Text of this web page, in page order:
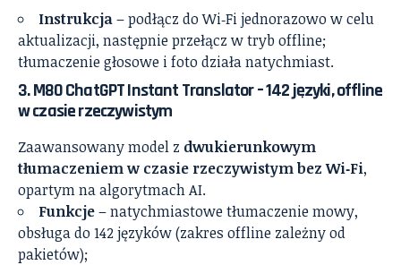
Instrukcja– podłącz do Wi‑Fi jednorazowo w celu
aktualizacji, następnie przełącz w tryb offline;
tłumaczenie głosowe i foto działa natychmiast.
3.M80 ChatGPT Instant Translator – 142 języki, offline
w czasie rzeczywistym
Zaawansowany model z dwukierunkowym
tłumaczeniem w czasie rzeczywistym bez Wi‑Fi,
opartym na algorytmach AI.
Funkcje– natychmiastowe tłumaczenie mowy,
obsługa do 142 języków (zakres offline zależny od
pakietów);